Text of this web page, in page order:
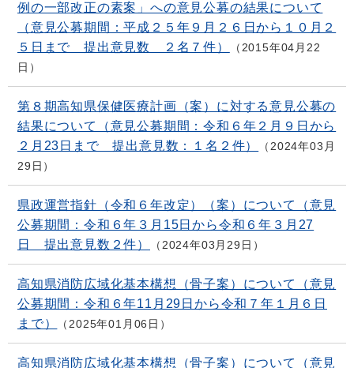
例の一部改正の素案」への意見公募の結果について
（意見公募期間：平成２５年９月２６日から１０月２
５日まで 提出意見数 ２名７件）
2015年04月22
日
第８期高知県保健医療計画（案）に対する意見公募の
結果について（意見公募期間：令和６年２月９日から
２月23日まで 提出意見数：１名２件）
2024年03月
29日
県政運営指針（令和６年改定）（案）について（意見
公募期間：令和６年３月15日から令和６年３月27
日 提出意見数２件）
2024年03月29日
高知県消防広域化基本構想（骨子案）について（意見
公募期間：令和６年11月29日から令和７年１月６日
まで）
2025年01月06日
高知県消防広域化基本構想（骨子案）について（意見